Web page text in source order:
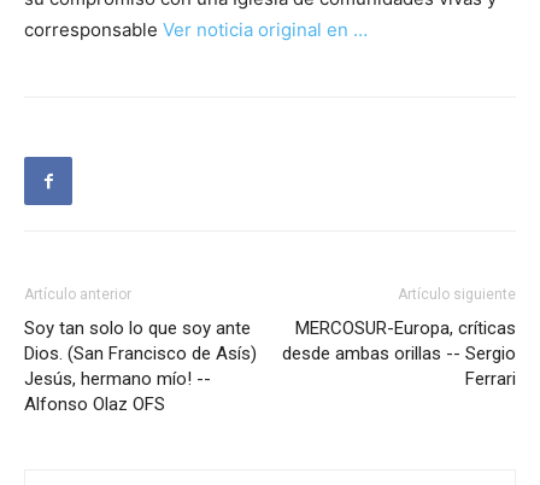
corresponsable Ver noticia original en …
Artículo anterior
Soy tan solo lo que soy ante
Dios. (San Francisco de Asís)
Jesús, hermano mío! --
Alfonso Olaz OFS
Artículo siguiente
MERCOSUR-Europa, críticas
desde ambas orillas -- Sergio
Ferrari